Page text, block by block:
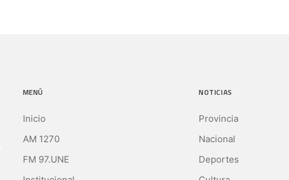
MENÚ
Inicio
AM 1270
FM 97.UNE
NOTICIAS
Provincia
Nacional
Deportes